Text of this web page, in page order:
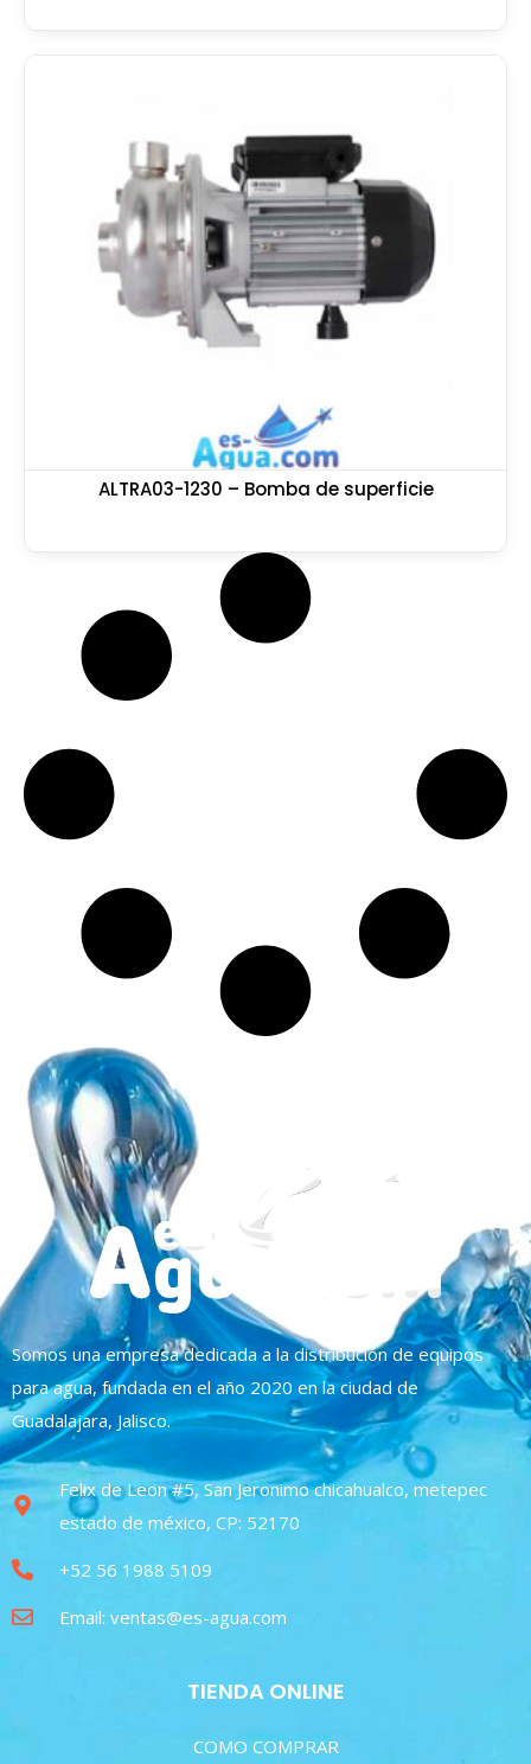
ALTRA03-1230 – Bomba de superficie
Somos una empresa dedicada a la distribución de equipos
para agua, fundada en el año 2020 en la ciudad de
Guadalajara, Jalisco.
Felix de Leon #5, San Jeronimo chicahualco, metepec
estado de méxico, CP: 52170
+52 56 1988 5109
Email: ventas@es-agua.com
TIENDA ONLINE
COMO COMPRAR